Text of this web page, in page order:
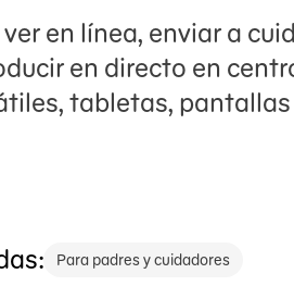
en línea, enviar a
en directo en
tabletas,
Para padres y cuidadores